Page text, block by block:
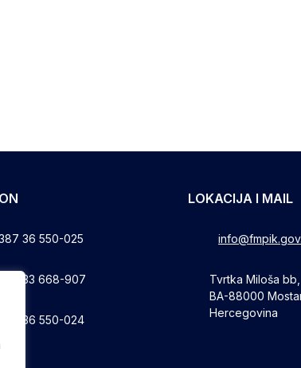
36 550-025
33 668-907
36 550-024
LOKACIJA I MAIL
Tvrtka Miloša bb,
BA-88000
Hercegovina